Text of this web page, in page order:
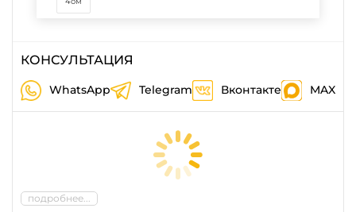
КОНСУЛЬТАЦИЯ
WhatsApp Telegram Вконтакте MAX
подробнее...